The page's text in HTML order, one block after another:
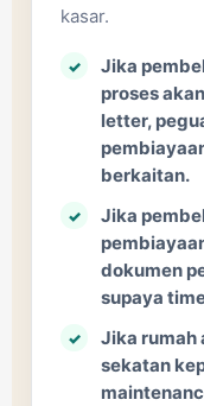
kasar.
Jika
proses
letter,
berkaitan.
Jika
dokumen
supaya
Jika rumah
sekatan